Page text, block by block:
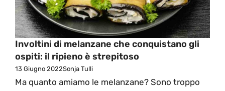
Involtini di melanzane che conquistano gli
ospiti: il ripieno è strepitoso
13 Giugno 2022Sonja Tulli
Ma quanto amiamo le melanzane? Sono troppo